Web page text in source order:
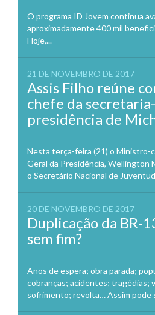
O programa ID Jovem continua
aproximadamente 400 mil
Hoje,...
21 DE NOVEMBRO DE 2017
Assis Filho reúne
chefe da
presidência de
Nesta terça-feira (21) o Ministro-
Geral da Presidência, Wellington
o Secretário Nacional de
20 DE NOVEMBRO DE 2017
Duplicação da BR-
sem fim?
Anos de espera; obra parada;
cobranças; acidentes; tragédias;
sofrimento; revolta… Assim pode